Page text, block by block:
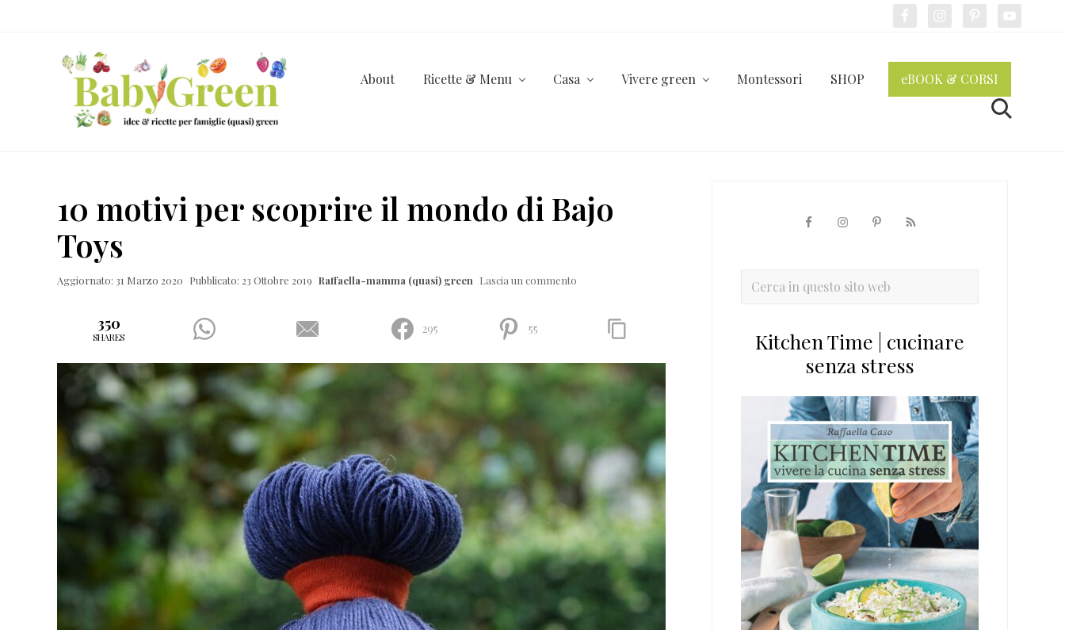
ricette
per
famiglie
(quasi)
About Ricette & Menu Casa Vivere green Montessori SHOP eBOOK & CORSI
Cerca
10 motivi per scoprire il mondo di Bajo
Toys
Aggiornato: 31 Marzo 2020 Pubblicato: 23 Ottobre 2019 Raffaella-mamma (quasi) green Lascia un commento
350
SHARES
295 55
primaria
Cerca
sitoKitchen Time | cucinare
senza stress